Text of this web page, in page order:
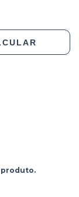
produto.